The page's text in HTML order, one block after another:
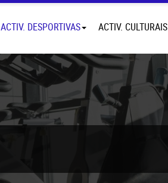
ACTIV. DESPORTIVAS ACTIV. CULTURAIS